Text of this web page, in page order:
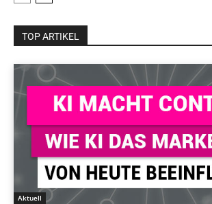
TOP ARTIKEL
Aktuell